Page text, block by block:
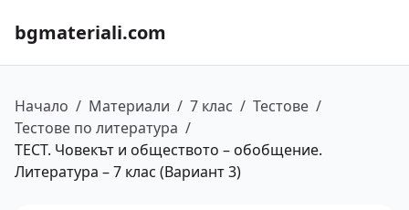
bgmateriali.com
Начало / Материали / 7 клас / Тестове /
Тестове по литература /
ТЕСТ. Човекът и обществото – обобщение.
Литература – 7 клас (Вариант 3)